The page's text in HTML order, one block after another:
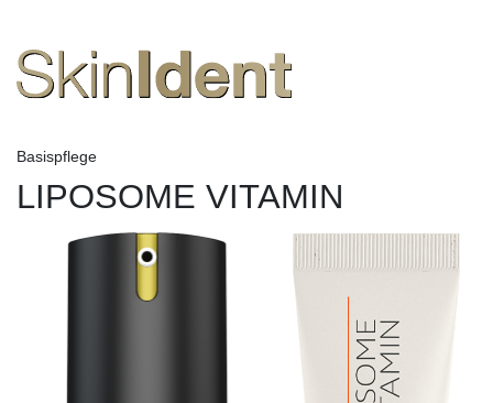
Basispflege
LIPOSOME VITAMIN